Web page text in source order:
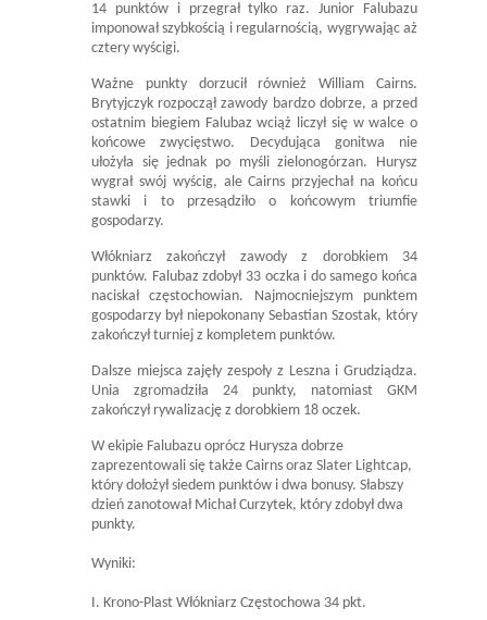
14 punktów i przegrał tylko raz. Junior Falubazu
imponował szybkością i regularnością, wygrywając aż
cztery wyścigi.
Ważne punkty dorzucił również William Cairns.
Brytyjczyk rozpoczął zawody bardzo dobrze, a przed
ostatnim biegiem Falubaz wciąż liczył się w walce o
końcowe zwycięstwo. Decydująca gonitwa nie
ułożyła się jednak po myśli zielonogórzan. Hurysz
wygrał swój wyścig, ale Cairns przyjechał na końcu
stawki i to przesądziło o końcowym triumfie
gospodarzy.
Włókniarz zakończył zawody z dorobkiem 34
punktów. Falubaz zdobył 33 oczka i do samego końca
naciskał częstochowian. Najmocniejszym punktem
gospodarzy był niepokonany Sebastian Szostak, który
zakończył turniej z kompletem punktów.
Dalsze miejsca zajęły zespoły z Leszna i Grudziądza.
Unia zgromadziła 24 punkty, natomiast GKM
zakończył rywalizację z dorobkiem 18 oczek.
W ekipie Falubazu oprócz Hurysza dobrze
zaprezentowali się także Cairns oraz Slater Lightcap,
który dołożył siedem punktów i dwa bonusy. Słabszy
dzień zanotował Michał Curzytek, który zdobył dwa
punkty.
Wyniki:
I. Krono-Plast Włókniarz Częstochowa 34 pkt.